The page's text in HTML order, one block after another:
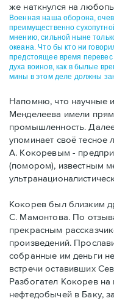
же наткнулся на
Военная наша оборона,
преимущественно
мнению, сильной ныне
океана. Что бы кто ни
предстоящее время
духа воинов, как в былые
мины в этом деле должны
Напомню, что научные
Менделеева имели
промышленность.
упоминает своё тесное
А. Кокоревым -
(помором), известным
Кокорев был близким
С. Мамонтова. По
прекрасным
произведений.
собранные им деньги
встречи оставивших
Разбогател Кокорев
нефтедобычей в Баку,